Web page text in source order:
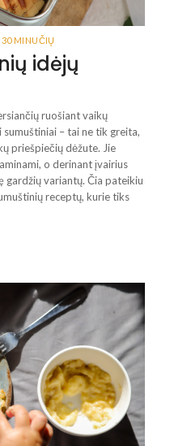
30 MINUČIŲ
idėjų
ruošiant vaikų
– tai ne tik greita,
priešpiečių dėžute. Jie
o derinant įvairius
gardžių variantų. Čia pateikiu
receptų, kurie tiks